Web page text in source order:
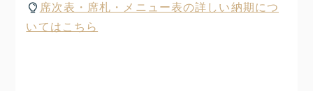
席次表・席札・メニュー表の詳しい納期につ
いてはこちら